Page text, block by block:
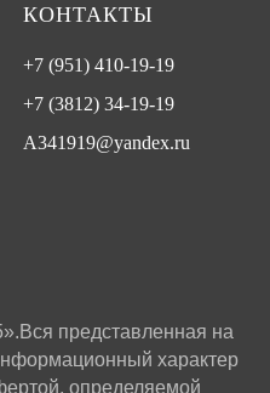
КОНТАКТЫ
+7 (951) 410-19-19
+7 (3812) 34-19-19
A341919@yandex.ru
представленная на
характер
определяемой